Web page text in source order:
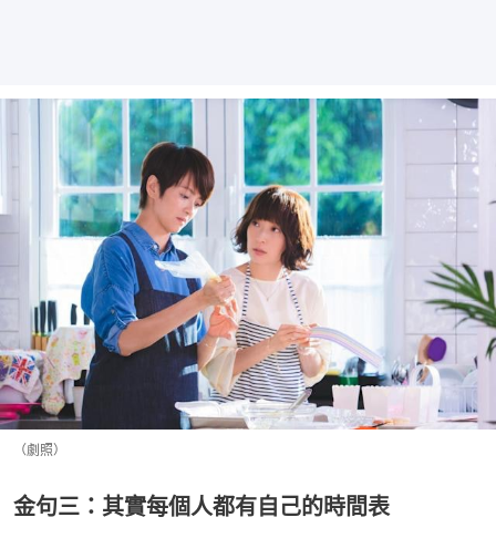
（劇照）
金句三：其實每個人都有自己的時間表